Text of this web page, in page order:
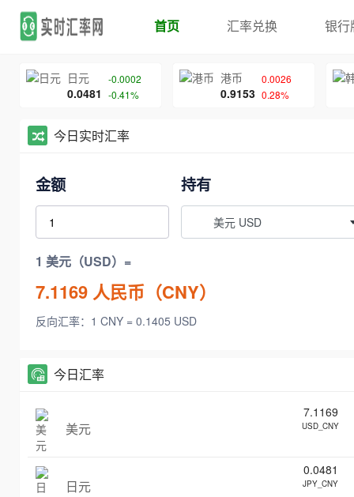
首页 汇率兑换 银行
日元
0.0481
-0.0002
-0.41%
港币
0.9153
0.0026
0.28%
今日实时汇率
金额 持有
美元 USD
1 美元（USD）=
7.1169 人民币（CNY）
反向汇率：1 CNY = 0.1405 USD
今日汇率
美元
7.1169
USD_CNY
日元
0.0481
JPY_CNY